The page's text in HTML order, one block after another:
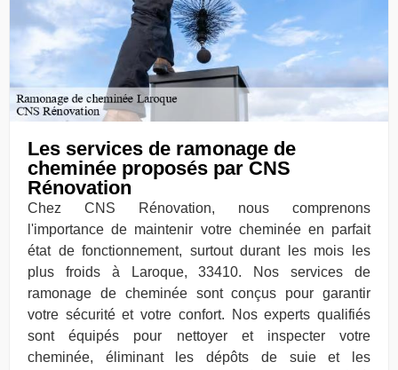
Les services de ramonage de
cheminée proposés par CNS
Rénovation
Chez CNS Rénovation, nous comprenons
l'importance de maintenir votre cheminée en parfait
état de fonctionnement, surtout durant les mois les
plus froids à Laroque, 33410. Nos services de
ramonage de cheminée sont conçus pour garantir
votre sécurité et votre confort. Nos experts qualifiés
sont équipés pour nettoyer et inspecter votre
cheminée, éliminant les dépôts de suie et les